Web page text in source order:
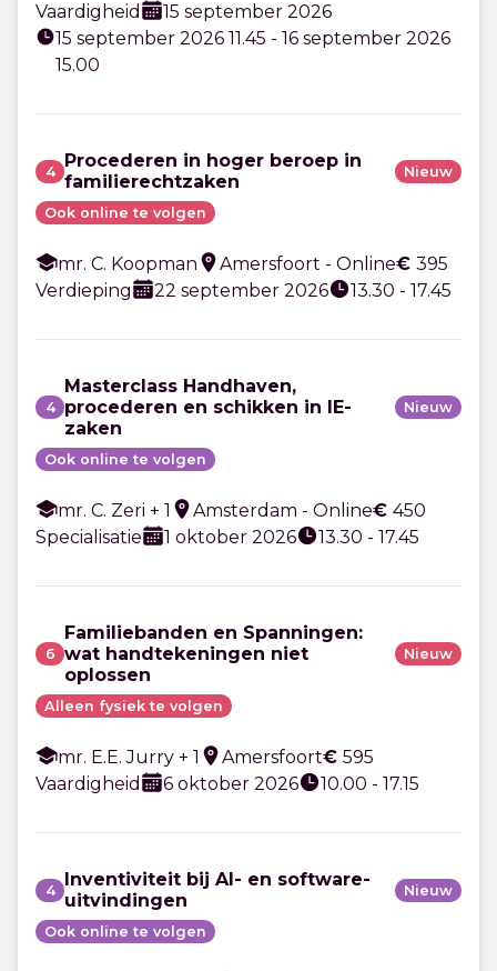
Vaardigheid
15 september 2026
15 september 2026 11.45 - 16 september 2026
15.00
4
Procederen in hoger beroep in
familierechtzaken
Nieuw
Ook online te volgen
mr. C. Koopman Amersfoort - Online€ 395
Verdieping
22 september 2026 13.30 - 17.45
4
Masterclass Handhaven,
procederen en schikken in IE-
zaken
Nieuw
Ook online te volgen
mr. C. Zeri + 1 Amsterdam - Online€ 450
Specialisatie
1 oktober 2026 13.30 - 17.45
6
Familiebanden en Spanningen:
wat handtekeningen niet
oplossen
Nieuw
Alleen fysiek te volgen
mr. E.E. Jurry + 1 Amersfoort€ 595
Vaardigheid
6 oktober 2026 10.00 - 17.15
4
Inventiviteit bij AI- en software-
uitvindingen
Nieuw
Ook online te volgen